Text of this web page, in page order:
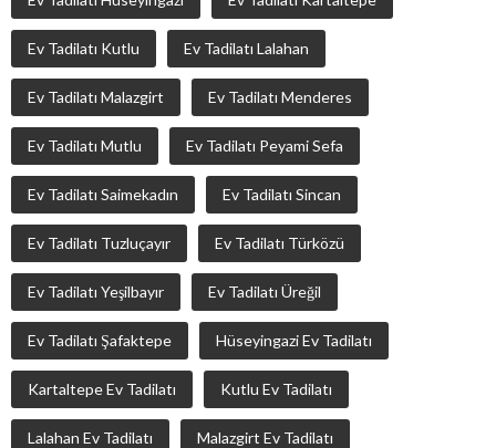
Ev Tadilatı Kutlu Ev Tadilatı Lalahan
Ev Tadilatı Malazgirt Ev Tadilatı Menderes
Ev Tadilatı Mutlu Ev Tadilatı Peyami Sefa
Ev Tadilatı Saimekadın Ev Tadilatı Sincan
Ev Tadilatı Tuzluçayır Ev Tadilatı Türközü
Ev Tadilatı Yeşilbayır Ev Tadilatı Üreğil
Ev Tadilatı Şafaktepe Hüseyingazi Ev Tadilatı
Kartaltepe Ev Tadilatı Kutlu Ev Tadilatı
Lalahan Ev Tadilatı Malazgirt Ev Tadilatı